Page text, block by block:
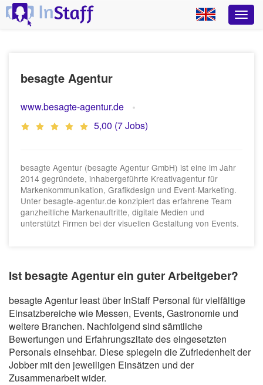
besagte Agentur
www.besagte-agentur.de
5,00 (7 Jobs)
besagte Agentur (besagte Agentur GmbH) ist eine im Jahr
2014 gegründete, inhabergeführte Kreativagentur für
Markenkommunikation, Grafikdesign und Event-Marketing.
Unter besagte-agentur.de konzipiert das erfahrene Team
ganzheitliche Markenauftritte, digitale Medien und
unterstützt Firmen bei der visuellen Gestaltung von Events.
Ist besagte Agentur ein guter Arbeitgeber?
besagte Agentur least über InStaff Personal für vielfältige
Einsatzbereiche wie Messen, Events, Gastronomie und
weitere Branchen. Nachfolgend sind sämtliche
Bewertungen und Erfahrungszitate des eingesetzten
Personals einsehbar. Diese spiegeln die Zufriedenheit der
Jobber mit den jeweiligen Einsätzen und der
Zusammenarbeit wider.